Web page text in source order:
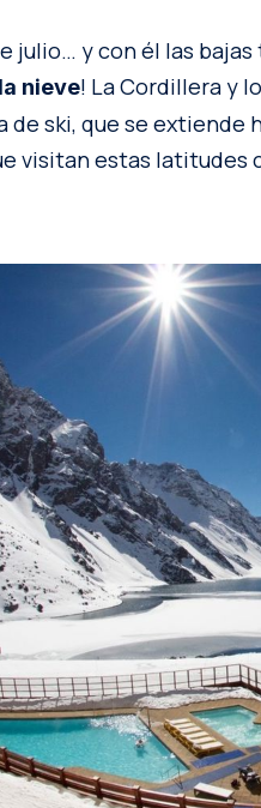
julio… y con él las
la nieve! La Cordillera y
de ski, que se extiende
visitan estas latitudes